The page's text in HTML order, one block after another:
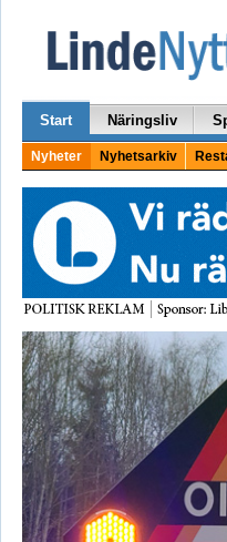
Start Näringsliv
Nyheter Nyhetsarkiv